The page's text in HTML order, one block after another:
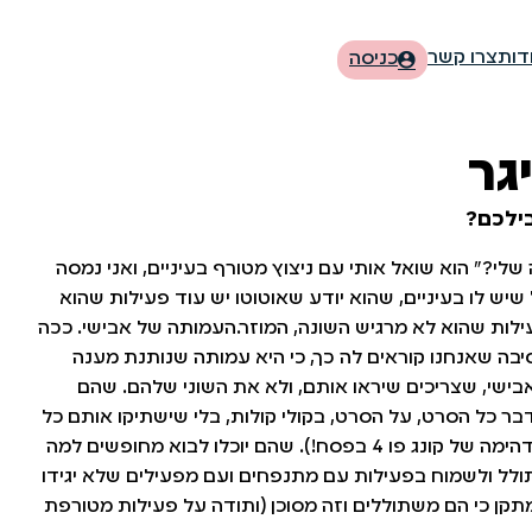
צרו קשר כניסה
הוא שואל אותי עם ניצוץ מטורף בעיניים, ואני נמסה
לו בעיניים, שהוא יודע שאוטוטו יש עוד פעילות שהוא
שהוא לא מרגיש השונה, המוזר.העמותה של אבישי. ככה
שאנחנו קוראים לה כך, כי היא עמותה שנותנת מענה
אבישי, שצריכים שיראו אותם, ולא את השוני שלהם. שהם
כל הסרט, על הסרט, בקולי קולות, בלי שישתיקו אותם כל
הזמן (ותודה על ההקרנה המדהימה של קונג פו 4 בפסח!). שהם יוכלו לבוא מחופשים למה
ולשמוח בפעילות עם מתנפחים ועם מפעילים שלא יגידו
כי הם משתוללים וזה מסוכן (ותודה על פעילות מטורפת